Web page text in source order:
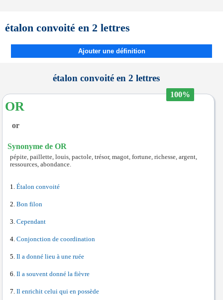
étalon convoité en 2 lettres
Ajouter une définition
étalon convoité en 2 lettres
100%
OR
or
Synonyme de OR
pépite, paillette, louis, pactole, trésor, magot, fortune, richesse, argent,
ressources, abondance.
Étalon convoité
Bon filon
Cependant
Conjonction de coordination
Il a donné lieu à une ruée
Il a souvent donné la fièvre
Il enrichit celui qui en possède